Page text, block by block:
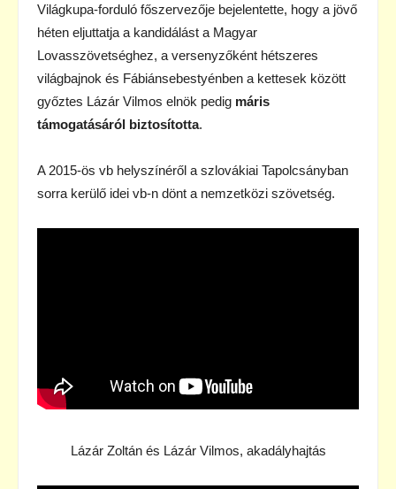
Világkupa-forduló főszervezője bejelentette, hogy a jövő
héten eljuttatja a kandidálást a Magyar
Lovasszövetséghez, a versenyzőként hétszeres
világbajnok és Fábiánsebestyénben a kettesek között
győztes Lázár Vilmos elnök pedig máris
támogatásáról biztosította.
A 2015-ös vb helyszínéről a szlovákiai Tapolcsányban
sorra kerülő idei vb-n dönt a nemzetközi szövetség.
Lázár Zoltán és Lázár Vilmos, akadályhajtás